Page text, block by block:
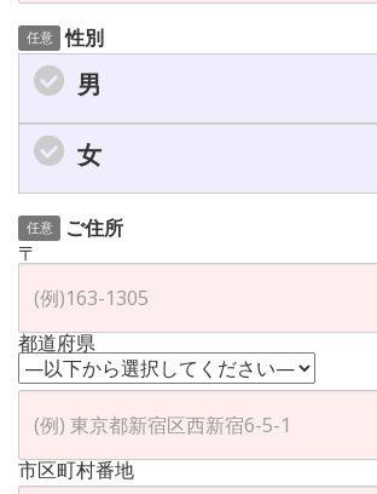
任意 性別
男
女
任意
ご住所
〒
都道府県
市区町村番地